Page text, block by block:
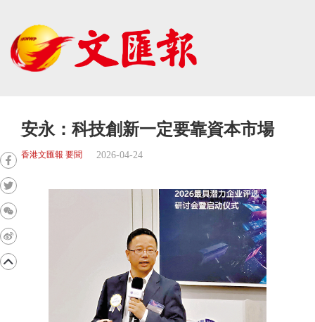
安永：科技創新一定要靠資本市場
香港文匯報 要聞 2026-04-24